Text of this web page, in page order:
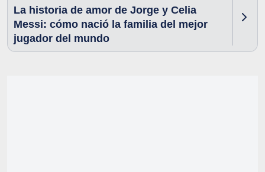
La historia de amor de Jorge y Celia
Messi: cómo nació la familia del mejor
jugador del mundo